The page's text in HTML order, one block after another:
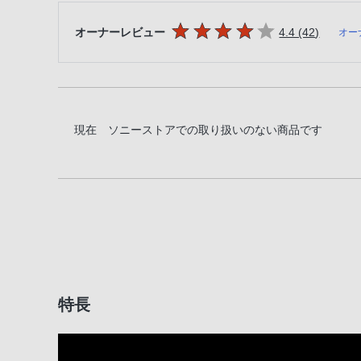
オーナーレビュー 5つの星のうち
4.4 (42件のレ
) オー
現在 ソニーストアでの取り扱いのない商品です
特長